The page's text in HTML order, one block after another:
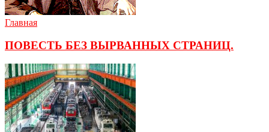
Главная
ПОВЕСТЬ БЕЗ ВЫРВАННЫХ СТРАНИЦ.